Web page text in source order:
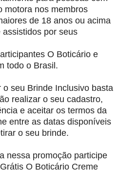
motora nos membros
de 18 anos ou acima
por seus
O Boticário e
todo o Brasil.
seu Brinde Inclusivo basta
realizar o seu cadastro,
e aceitar os termos da
entre as datas disponíveis
o seu brinde.
nessa promoção participe
O Boticário Creme